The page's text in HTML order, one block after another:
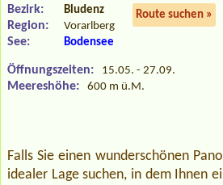
Route suchen »
Bezirk: Bludenz
Region: Vorarlberg
See: Bodensee
Öffnungszeiten: 15.05. - 27.09.
Meereshöhe: 600 m ü.M.
Falls Sie einen wunderschönen
idealer Lage suchen, in dem Ihnen